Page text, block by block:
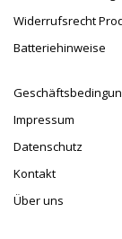
Widerrufsrecht
Batteriehinweise
Impressum
Datenschutz
Kontakt
Über uns